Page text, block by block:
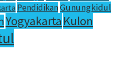
PendidikanGunungkidul
Yogyakarta Kulon